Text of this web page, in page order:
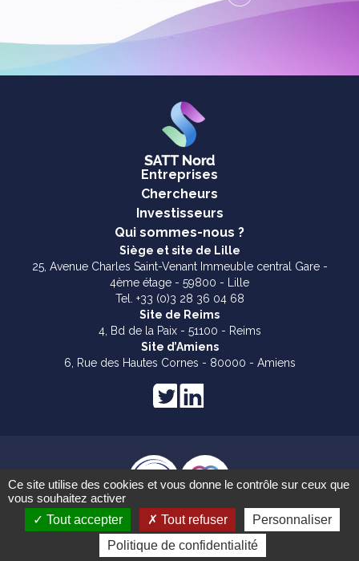
Ce site utilise des cookies et vous donne le contrôle sur ceux que
vous souhaitez activer
Tout accepter
Tout refuser
Personnaliser
Politique de confidentialité
Entreprises
Chercheurs
Investisseurs
Qui sommes-nous ?
Siège et site de Lille
25, Avenue Charles Saint-Venant Immeuble central Gare -
4ème étage - 59800 - Lille
Tel. +33 (0)3 28 36 04 68
Site de Reims
4, Bd de la Paix - 51100 - Reims
Site d’Amiens
6, Rue des Hautes Cornes - 80000 - Amiens
Mentions légales
SATT NORD© 2024 créé parAkawam